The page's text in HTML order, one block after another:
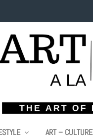
ART – CULTURE